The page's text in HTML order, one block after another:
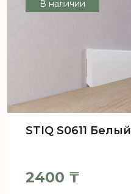
В наличии
STIQ S0611 Белый
2400 ₸